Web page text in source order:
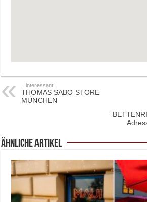
.. interessant
THOMAS SABO STORE
MÜNCHEN
ähnliche Artikel